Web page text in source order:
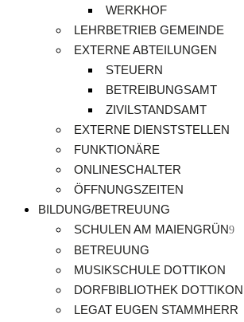
WERKHOF
LEHRBETRIEB GEMEINDE
EXTERNE ABTEILUNGEN
STEUERN
BETREIBUNGSAMT
ZIVILSTANDSAMT
EXTERNE DIENSTSTELLEN
FUNKTIONÄRE
ONLINESCHALTER
ÖFFNUNGSZEITEN
BILDUNG/BETREUUNG
SCHULEN AM MAIENGRÜN
BETREUUNG
MUSIKSCHULE DOTTIKON
DORFBIBLIOTHEK DOTTIKON
LEGAT EUGEN STAMMHERR